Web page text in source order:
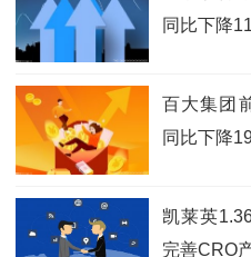
同比下降
百大集团
同比下降
凯莱英
完善CRO